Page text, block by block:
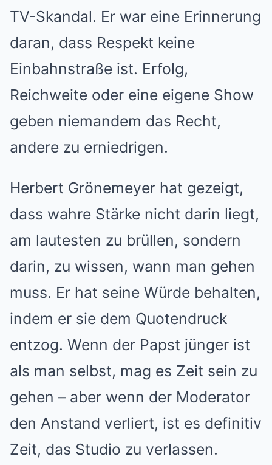
TV-Skandal. Er war eine Erinnerung
daran, dass Respekt keine
Einbahnstraße ist. Erfolg,
Reichweite oder eine eigene Show
geben niemandem das Recht,
andere zu erniedrigen.
Herbert Grönemeyer hat gezeigt,
dass wahre Stärke nicht darin liegt,
am lautesten zu brüllen, sondern
darin, zu wissen, wann man gehen
muss. Er hat seine Würde behalten,
indem er sie dem Quotendruck
entzog. Wenn der Papst jünger ist
als man selbst, mag es Zeit sein zu
gehen – aber wenn der Moderator
den Anstand verliert, ist es definitiv
Zeit, das Studio zu verlassen.